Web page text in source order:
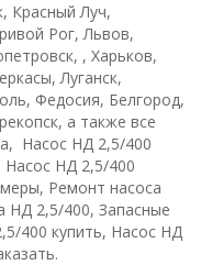
Красный Луч,
Рог, Львов,
, Харьков,
Луганск,
Федосия, Белгород,
а также все
Насос НД 2,5/400
НД 2,5/400
Ремонт насоса
НД 2,5/400, Запасные
400 купить, Насос НД